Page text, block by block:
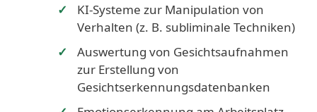
KI-Systeme zur Manipulation von
Verhalten (z. B. subliminale Techniken)
Auswertung von Gesichtsaufnahmen
zur Erstellung von
Gesichtserkennungsdatenbanken